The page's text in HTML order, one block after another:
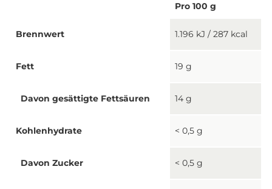
Pro 100 g
Brennwert 1.196 kJ / 287 kcal
Fett 19 g
Davon gesättigte Fettsäuren 14 g
Kohlenhydrate < 0,5 g
Davon Zucker < 0,5 g